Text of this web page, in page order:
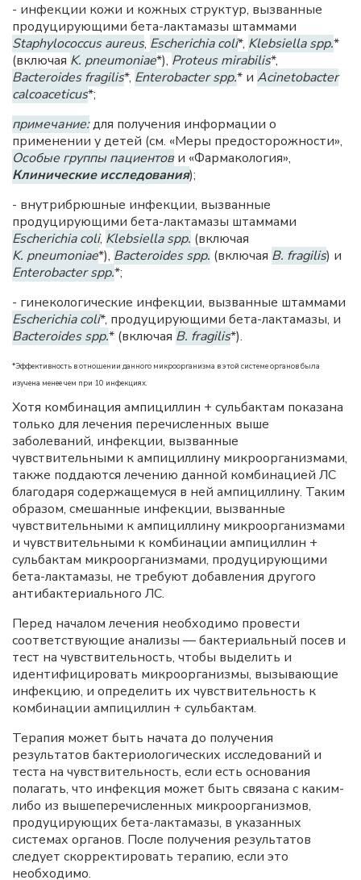
- инфекции кожи и кожных структур, вызванные
продуцирующими бета-лактамазы штаммами
Staphylococcus aureus, Escherichia coli*, Klebsiella spp.*
(включая K. pneumoniae*), Proteus mirabilis*,
Bacteroides fragilis*, Enterobacter spp.* и Acinetobacter
calcoaceticus*;
примечание:для получения информации о
применении у детей (см. «Меры предосторожности»,
Особые группы пациентови «Фармакология»,
Клинические исследования);
- внутрибрюшные инфекции, вызванные
продуцирующими бета-лактамазы штаммами
Escherichia coli, Klebsiella spp. (включая
K. pneumoniae*), Bacteroides spp. (включая B. fragilis) и
Enterobacter spp.*;
- гинекологические инфекции, вызванные штаммами
Escherichia coli*, продуцирующими бета-лактамазы, и
Bacteroides spp.* (включая B. fragilis*).
*Эффективность в отношении данного микроорганизма в этой системе органов была
изучена менее чем при 10 инфекциях.
Хотя комбинация ампициллин + сульбактам показана
только для лечения перечисленных выше
заболеваний, инфекции, вызванные
чувствительными к ампициллину микроорганизмами,
также поддаются лечению данной комбинацией ЛС
благодаря содержащемуся в ней ампициллину. Таким
образом, смешанные инфекции, вызванные
чувствительными к ампициллину микроорганизмами
и чувствительными к комбинации ампициллин +
сульбактам микроорганизмами, продуцирующими
бета-лактамазы, не требуют добавления другого
антибактериального ЛС.
Перед началом лечения необходимо провести
соответствующие анализы — бактериальный посев и
тест на чувствительность, чтобы выделить и
идентифицировать микроорганизмы, вызывающие
инфекцию, и определить их чувствительность к
комбинации ампициллин + сульбактам.
Терапия может быть начата до получения
результатов бактериологических исследований и
теста на чувствительность, если есть основания
полагать, что инфекция может быть связана с каким-
либо из вышеперечисленных микроорганизмов,
продуцирующих бета-лактамазы, в указанных
системах органов. После получения результатов
следует скорректировать терапию, если это
необходимо.